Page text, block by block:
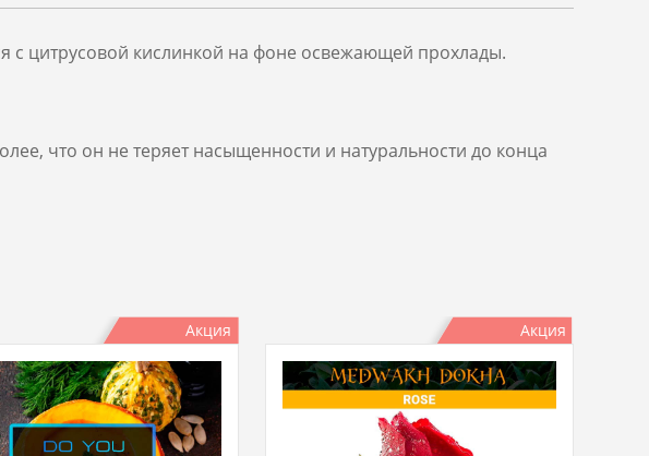
с цитрусовой кислинкой на фоне освежающей прохлады.
что он не теряет насыщенности и натуральности до конца
Акция Акция